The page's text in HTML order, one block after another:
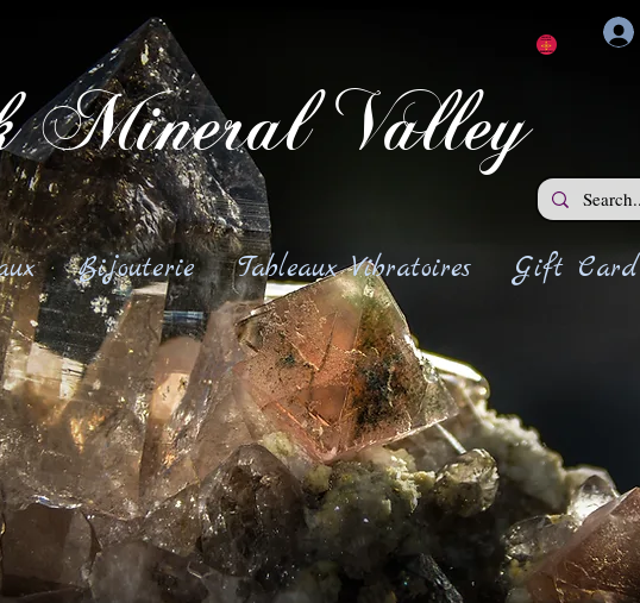
Bijouterie Tableaux Vibratoires Gift Card
Valley